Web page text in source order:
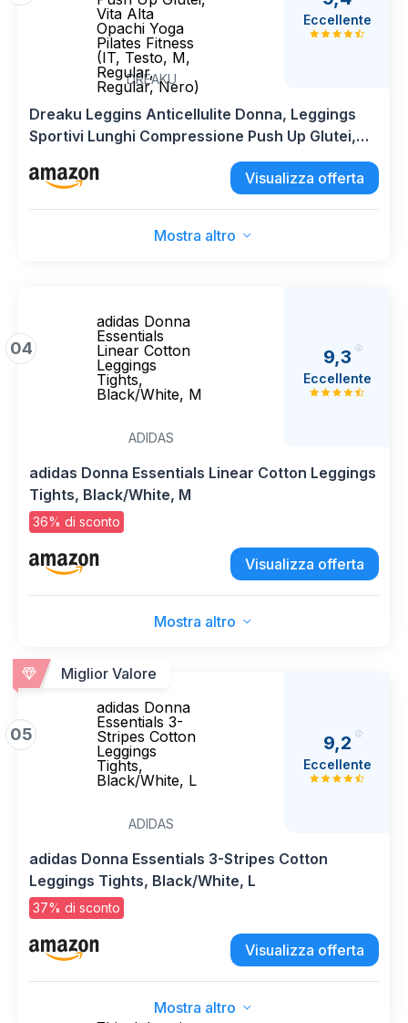
Vita Alta
Opachi Yoga
Pilates Fitness
(IT, Testo, M,
Regular,
Regular, Nero)
DREAKU
Eccellente
Dreaku Leggins Anticellulite Donna, Leggings
Sportivi Lunghi Compressione Push Up Glutei,
Vita Alta Opachi Yoga Pilates Fitness (IT, Testo,
M, Regular, Regular, Nero)
Visualizza offerta
Mostra altro
04
adidas Donna
Essentials
Linear Cotton
Leggings
Tights,
Black/White, M
ADIDAS
9,3
Eccellente
adidas Donna Essentials Linear Cotton Leggings
Tights, Black/White, M
36% di sconto
Visualizza offerta
Mostra altro
Miglior Valore
05
adidas Donna
Essentials 3-
Stripes Cotton
Leggings
Tights,
Black/White, L
ADIDAS
9,2
Eccellente
adidas Donna Essentials 3-Stripes Cotton
Leggings Tights, Black/White, L
37% di sconto
Visualizza offerta
Mostra altro